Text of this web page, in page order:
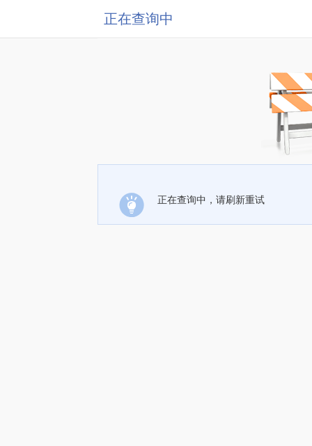
正在查询中
正在查询中，请刷新重试